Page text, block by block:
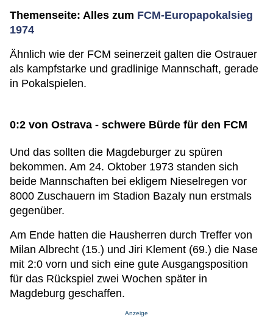
Themenseite: Alles zum FCM-Europapokalsieg
1974
Ähnlich wie der FCM seinerzeit galten die Ostrauer
als kampfstarke und gradlinige Mannschaft, gerade
in Pokalspielen.
0:2 von Ostrava - schwere Bürde für den FCM
Und das sollten die Magdeburger zu spüren
bekommen. Am 24. Oktober 1973 standen sich
beide Mannschaften bei ekligem Nieselregen vor
8000 Zuschauern im Stadion Bazaly nun erstmals
gegenüber.
Am Ende hatten die Hausherren durch Treffer von
Milan Albrecht (15.) und Jiri Klement (69.) die Nase
mit 2:0 vorn und sich eine gute Ausgangsposition
für das Rückspiel zwei Wochen später in
Magdeburg geschaffen.
Anzeige